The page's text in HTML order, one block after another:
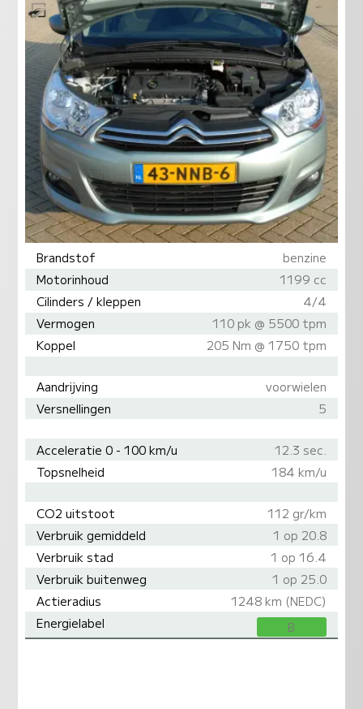
Brandstof
benzine
Motorinhoud
1199 cc
Cilinders / kleppen
4/4
Vermogen
110 pk @ 5500 tpm
Koppel
205 Nm @ 1750 tpm
Aandrijving
voorwielen
Versnellingen
5
Acceleratie 0 - 100 km/u
12.3 sec.
Topsnelheid
184 km/u
CO2 uitstoot
112 gr/km
Verbruik gemiddeld
1 op 20.8
Verbruik stad
1 op 16.4
Verbruik buitenweg
1 op 25.0
Actieradius
1248 km (NEDC)
Energielabel
B